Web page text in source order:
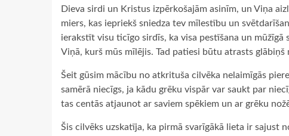
Dieva sirdi un Kristus izpērkošajām asinīm, un Viņa
miers, kas iepriekš sniedza tev mīlestību un
ierakstīt visu ticīgo sirdīs, ka visa pestīšana un
Viņā, kurš mūs mīlējis. Tad patiesi būtu atrasts glābiņš
Šeit gūsim mācību no atkrituša cilvēka nelaimīgās
samērā niecīgs, ja kādu grēku vispār var saukt par
tas centās atjaunot ar saviem spēkiem un ar grēku
Šis cilvēks uzskatīja, ka pirmā svarīgākā lieta ir sajust